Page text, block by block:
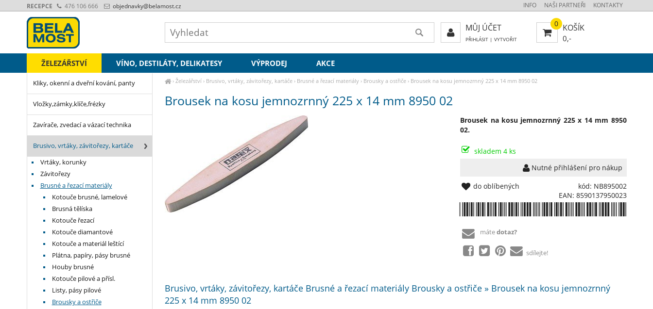
› Železářství› Brusivo, vrtáky, závitořezy, kartáče› Brusné a řezací materiály› Brousky a ostřiče› Brousek na kosu jemnozrnný 225 x 14 mm 8950 02
Brousek na kosu jemnozrnný 225 x 14 mm 8950 02
Brousek na kosu jemnozrnný 225 x 14 mm 8950
02.
skladem 4 ks
Nutné přihlášení pro nákup
kód: NB895002
EAN: 8590137950023
do oblíbených
mátedotaz?
sdílejte!
Brusivo, vrtáky, závitořezy, kartáče Brusné a řezací materiály Brousky a ostřiče » Brousek na kosu jemnozrnný
225 x 14 mm 8950 02
Kliky, okenní a dveřní kování, panty
Vložky,zámky,klíče,frézky
Zavírače, zvedací a vázací technika
Brusivo, vrtáky, závitořezy, kartáče
Vrtáky, korunky
Závitořezy
Brusné a řezací materiály
Kotouče brusné, lamelové
Brusná tělíska
Kotouče řezací
Kotouče diamantové
Kotouče a materiál leštící
Plátna, papíry, pásy brusné
Houby brusné
Kotouče pilové a přísl.
Listy, pásy pilové
Brousky a ostřiče
ŽELEZÁŘSTVÍ VÍNO, DESTILÁTY, DELIKATESY VÝPRODEJ AKCE
INFO NAŠI PARTNEŘI KONTAKTY
RECEPCE 476 106 666 objednavky@belamost.cz
0 KOŠÍK
0,-
MŮJ ÚČET
PŘIHLÁSIT| VYTVOŘIT